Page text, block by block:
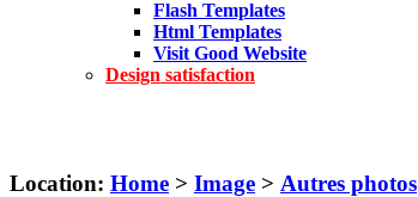
Flash Templates
Html Templates
Visit Good Website
Design satisfaction
Location: Home > Image > Autres photos